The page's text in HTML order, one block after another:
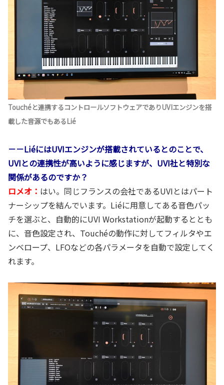
Touchéと連携するコントロールソフトウェアでありUVIエンジンを搭
載した音源でもあるLié
－－LiéにはUVIエンジンが搭載されているとのことで、
UVIとの連携性が高いように感じますが、UVI社と特別な
関係があるのですか？
ロメオ： はい。同じフランスの会社であるUVIとはパート
ナーシップを結んでいます。Liéに用意してある音色パッ
チを選ぶと、自動的にUVI Workstationが起動するととも
に、音色設定され、Touchéの動作に対してフィルタやエ
ンベロープ、LFOなどの各パラメータを自動で設定してく
れます。